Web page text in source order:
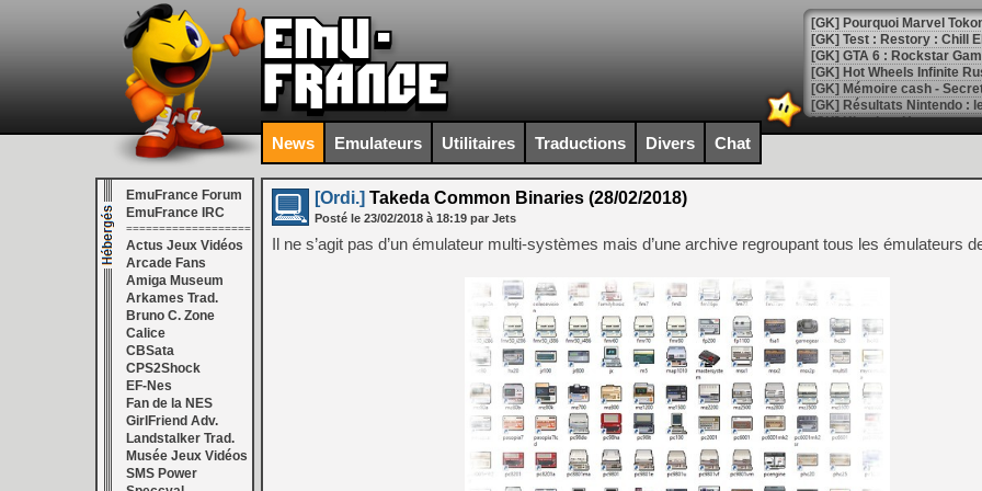
[GK] Pourquoi Marvel
[GK] Test : Restory : Chill
[GK] GTA 6 : Rockstar
[GK] Hot Wheels Infinite
[GK] Mémoire cash -
[GK] Résultats Nintendo :
[GK] Déjà des
[Mo5] Brickboy cherche à
[GK] Minecraft et ses «
[GK] Beast of
[GK] Ubisoft : fin de partie
[GK] Mémoire cash -
[GK] Dan Houser (GTA)
[GK] Comment EA Sports
[GK] Crimson Moon : un
[GK] Isle of Reveries : le
[GK] Moonlighter 2 : The
[GK] Capcom relance
[Mo5] Deux inédits du
[GK] Le beat'em up The
[GK] Endless Legend 2 :
News Emulateurs Utilitaires Traductions Divers Chat
EmuFrance Forum
EmuFrance IRC
===================
Actus Jeux Vidéos
Arcade Fans
Amiga Museum
Arkames Trad.
Bruno C. Zone
Calice
CBSata
CPS2Shock
EF-Nes
Fan de la NES
GirlFriend Adv.
Landstalker Trad.
Musée Jeux Vidéos
SMS Power
[Ordi.] Takeda Common Binaries (28/02/2018)
Posté le 23/02/2018 à 18:19 par Jets
Il ne s’agit pas d’un émulateur multi-systèmes mais d’une archive regroupant tous les émulateurs